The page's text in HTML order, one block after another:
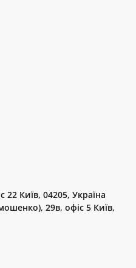
Київ, 04205, Україна
29в, офіс 5 Київ,